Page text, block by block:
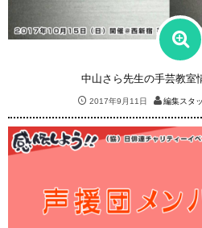
中山さら先生の手芸教室
2017年9月11日 編集スタ